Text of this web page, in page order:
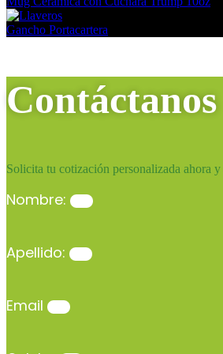
Gancho Portacartera
Contáctanos
Solicita tu cotización personalizada ahora y
Nombre:
Apellido:
Email